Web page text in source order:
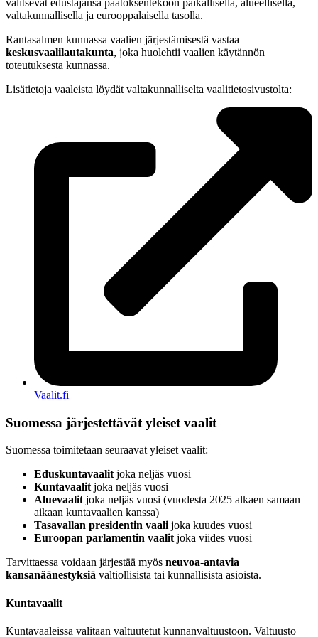
valtakunnallisella ja eurooppalaisella tasolla.
Rantasalmen kunnassa vaalien järjestämisestä vastaa
keskusvaalilautakunta, joka huolehtii vaalien käytännön
toteutuksesta kunnassa.
Lisätietoja vaaleista löydät valtakunnalliselta vaalitietosivustolta:
Vaalit.fi
Suomessa järjestettävät yleiset vaalit
Suomessa toimitetaan seuraavat yleiset vaalit:
Eduskuntavaalit joka neljäs vuosi
Kuntavaalit joka neljäs vuosi
Aluevaalit joka neljäs vuosi (vuodesta 2025 alkaen samaan
aikaan kuntavaalien kanssa)
Tasavallan presidentin vaali joka kuudes vuosi
Euroopan parlamentin vaalit joka viides vuosi
Tarvittaessa voidaan järjestää myös neuvoa-antavia
kansanäänestyksiä valtiollisista tai kunnallisista asioista.
Kuntavaalit
Kuntavaaleissa valitaan valtuutetut kunnanvaltuustoon. Valtuusto